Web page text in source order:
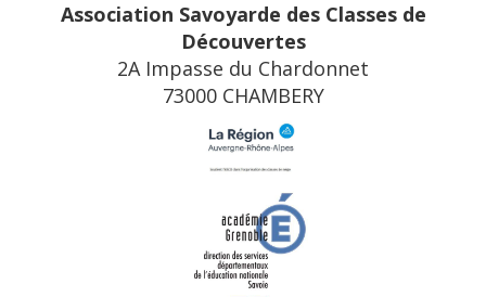
Association Savoyarde des Classes de
Découvertes
2A Impasse du Chardonnet
73000 CHAMBERY